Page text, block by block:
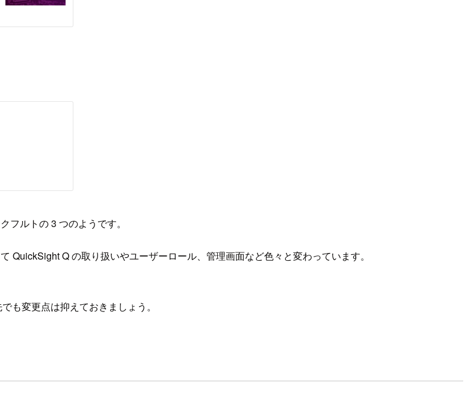
フルトの 3 つのようです。
Q の取り扱いやユーザーロール、管理画面など色々と変わっています。
も変更点は抑えておきましょう。